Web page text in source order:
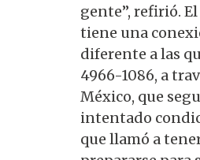
gente”, refirió.
tiene una
diferente a las
4966-1086, a
México, que
intentado
que llamó a